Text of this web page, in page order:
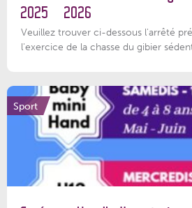
2025 – 2026
Veuillez trouver ci-dessous l'arrêté
l'exercice de la chasse du gibier
Sport